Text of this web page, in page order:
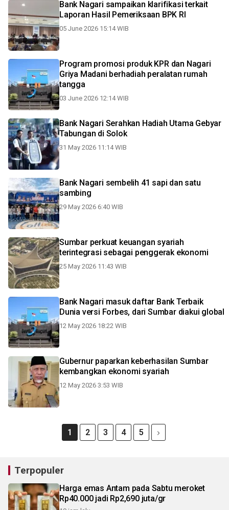
Bank Nagari sampaikan klarifikasi terkait
Laporan Hasil Pemeriksaan BPK RI
05 June 2026 15:14 WIB
Program promosi produk KPR dan Nagari
Griya Madani berhadiah peralatan rumah
tangga
03 June 2026 12:14 WIB
Bank Nagari Serahkan Hadiah Utama Gebyar
Tabungan di Solok
31 May 2026 11:14 WIB
Bank Nagari sembelih 41 sapi dan satu
sambing
29 May 2026 6:40 WIB
Sumbar perkuat keuangan syariah
terintegrasi sebagai penggerak ekonomi
25 May 2026 11:43 WIB
Bank Nagari masuk daftar Bank Terbaik
Dunia versi Forbes, dari Sumbar diakui global
12 May 2026 18:22 WIB
Gubernur paparkan keberhasilan Sumbar
kembangkan ekonomi syariah
12 May 2026 3:53 WIB
1 2 3 4 5
Terpopuler
Harga emas Antam pada Sabtu meroket
Rp40.000 jadi Rp2,690 juta/gr